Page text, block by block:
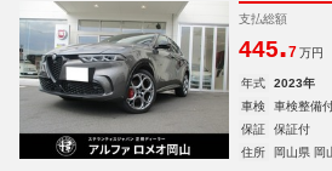
支払総額
445.7 万円
年式 2023年
車検
車検整備
保証
保証付
住所
岡山県 岡